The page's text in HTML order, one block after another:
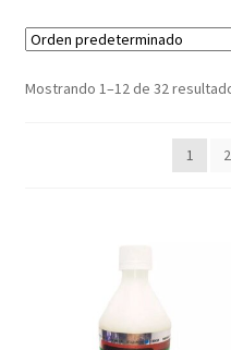
Mostrando 1–12 de 32
1 2